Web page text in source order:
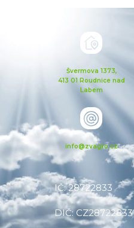
Švermova 1373,
413 01 Roudnice nad
Labem
info@zvagro.cz
IČ: 28722833
DIČ: CZ28722833